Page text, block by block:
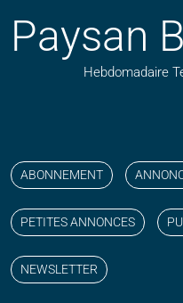
Paysan
Hebdomadaire
ABONNEMENT
PETITES ANNONCES
NEWSLETTER